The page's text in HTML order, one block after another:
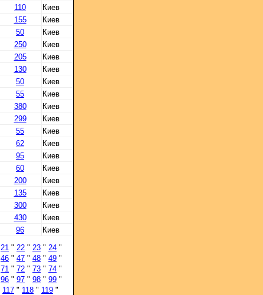
110
Киев
155
Киев
50
Киев
250
Киев
205
Киев
130
Киев
50
Киев
55
Киев
380
Киев
299
Киев
55
Киев
62
Киев
95
Киев
60
Киев
200
Киев
135
Киев
300
Киев
430
Киев
96
Киев
21 " 22 " 23 " 24 "
46 " 47 " 48 " 49 "
71 " 72 " 73 " 74 "
96 " 97 " 98 " 99 "
117 " 118 " 119 "